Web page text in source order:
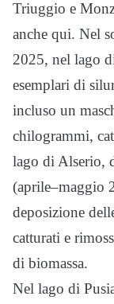
Triuggio e
anche qui. Nel
2025, nel lago
esemplari di
incluso un
chilogrammi,
lago di Alserio,
(aprile–maggio
deposizione
catturati e
di biomassa.
Nel lago di